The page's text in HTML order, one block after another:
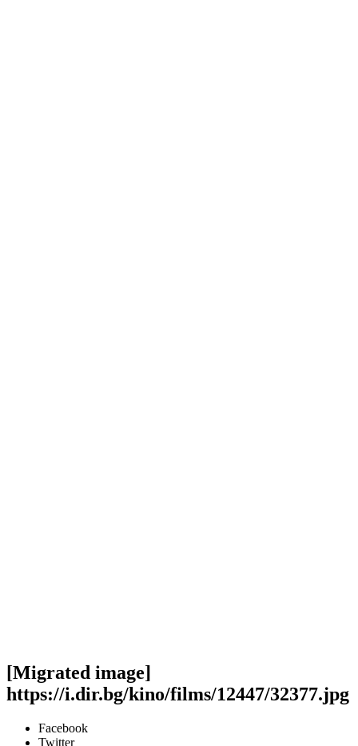
[Migrated image]
https://i.dir.bg/kino/films/12447/32377.jpg
Facebook
Twitter